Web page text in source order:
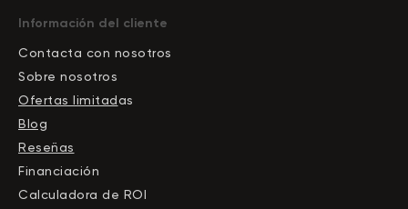
Información del cliente
Contacta con nosotros
Sobre nosotros
Ofertas limitadas
Blog
Reseñas
Financiación
Calculadora de ROI